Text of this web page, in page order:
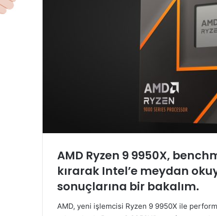
AMD Ryzen 9 9950X,
kırarak Intel’e meydan
sonuçlarına bir bakalım.
AMD, yeni işlemcisi Ryzen 9 9950X ile